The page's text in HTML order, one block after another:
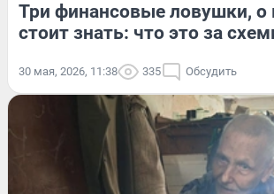
Три финансовые ловушки, о
стоит знать: что это за
30 мая, 2026, 11:38 335 Обсудить